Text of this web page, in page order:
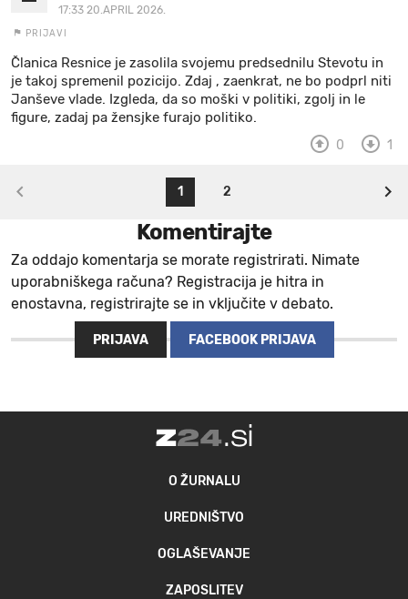
17:33 20.APRIL 2026.
PRIJAVI
Članica Resnice je zasolila svojemu predsednilu Stevotu in
je takoj spremenil pozicijo. Zdaj , zaenkrat, ne bo podprl niti
Janševe vlade. Izgleda, da so moški v politiki, zgolj in le
figure, zadaj pa žensjke furajo politiko.
0 1
1 2
Komentirajte
Za oddajo komentarja se morate registrirati. Nimate
uporabniškega računa? Registracija je hitra in
enostavna, registrirajte se in vključite v debato.
PRIJAVA FACEBOOK PRIJAVA
O ŽURNALU
UREDNIŠTVO
OGLAŠEVANJE
ZAPOSLITEV